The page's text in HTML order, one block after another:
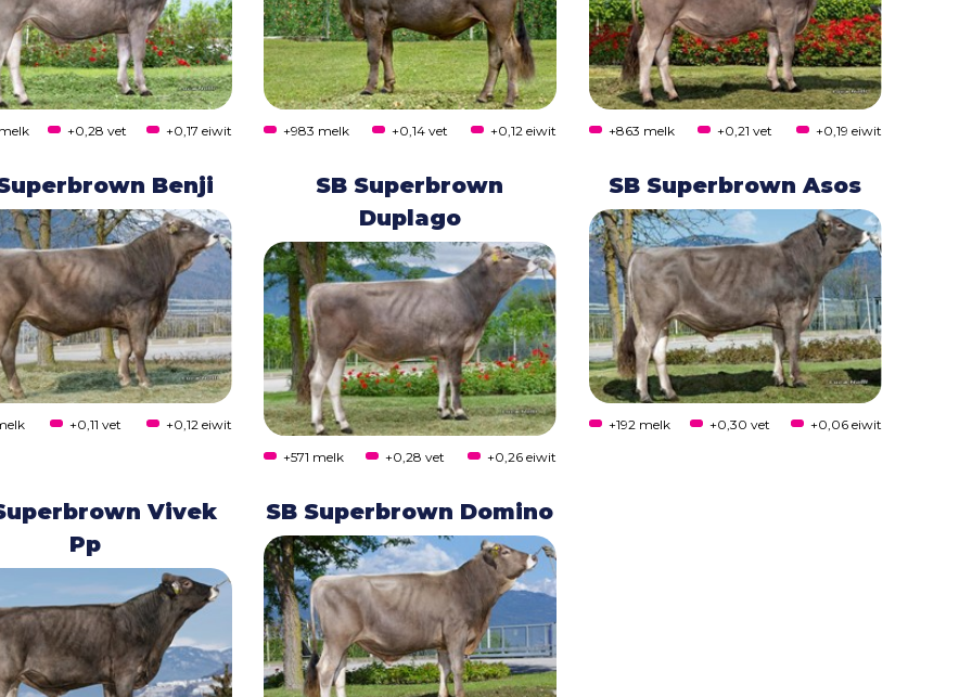
Benji
+0,11 vet +0,12 eiwit
Vivek
Pp
SB Superbrown Asos
+192 melk +0,30 vet +0,06 eiwit
SB Superbrown
Duplago
+571 melk +0,28 vet +0,26 eiwit
+983 melk +0,14 vet +0,12 eiwit +863 melk +0,21 vet +0,19 eiwit
SB Superbrown Domino
+0,28 vet +0,17 eiwit